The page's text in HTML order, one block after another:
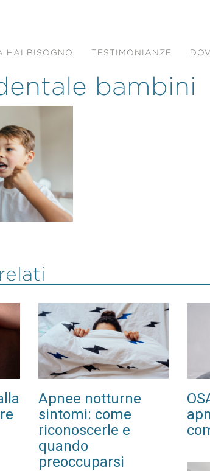
HAI BISOGNO TESTIMONIANZE
bambini
Apnee notturne
sintomi: come
riconoscerle e
quando
preoccuparsi